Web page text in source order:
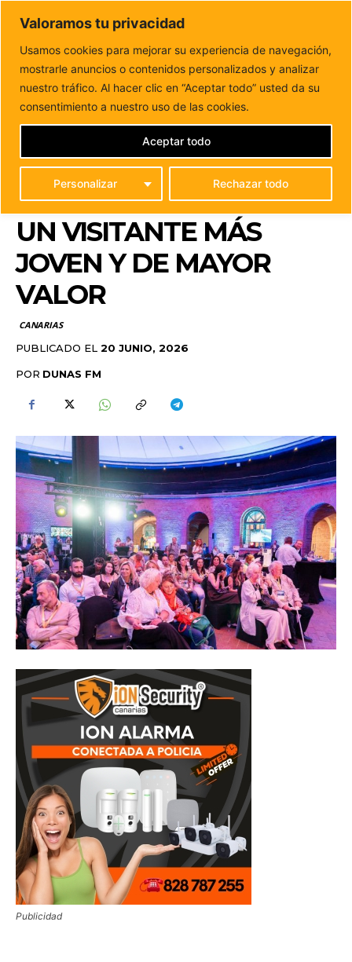
Valoramos tu privacidad
Usamos cookies para mejorar su experiencia de navegación,
mostrarle anuncios o contenidos personalizados y analizar
nuestro tráfico. Al hacer clic en “Aceptar todo” usted da su
consentimiento a nuestro uso de las cookies.
Personalizar Rechazar todo
Aceptar todo
DUNAS FM
Tu informacion de forma cercana
Inicio CANARIAS
Turismo de Canarias intensifica su
promoción en Polonia para atraer un visitante...
TURISMO DE CANARIAS
INTENSIFICA SU
PROMOCIÓN EN
POLONIA PARA ATRAER
UN VISITANTE MÁS
JOVEN Y DE MAYOR
VALOR
CANARIAS
PUBLICADO EL 20 JUNIO, 2026
POR DUNAS FM
Publicidad